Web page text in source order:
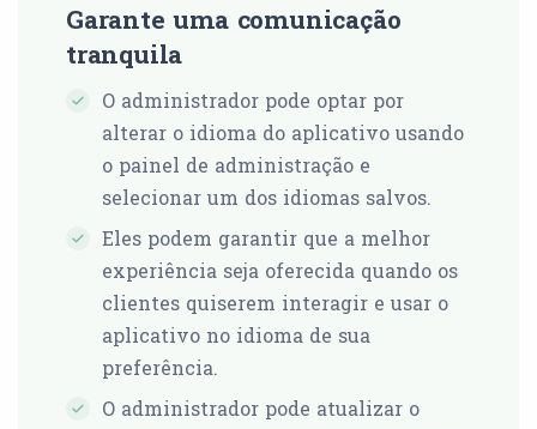
Garante uma comunicação
tranquila
O administrador pode optar por
alterar o idioma do aplicativo usando
o painel de administração e
selecionar um dos idiomas salvos.
Eles podem garantir que a melhor
experiência seja oferecida quando os
clientes quiserem interagir e usar o
aplicativo no idioma de sua
preferência.
O administrador pode atualizar o